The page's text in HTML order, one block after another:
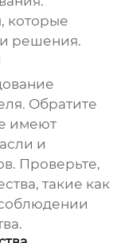
которые
решения.
Обратите
имеют
и
Проверьте,
такие как
соблюдении